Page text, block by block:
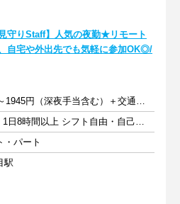
見守りStaff】人気の夜勤★リモート
自宅や外出先でも気軽に参加OK◎/
時給1881～1945円（深夜手当含む）＋交通費支給
週1日以上 1日8時間以上 シフト自由・自己申告
・パート
駅